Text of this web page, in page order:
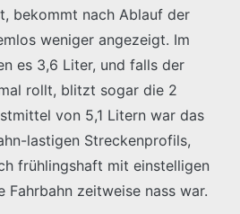
bekommt nach Ablauf der
weniger angezeigt. Im
es 3,6 Liter, und falls der
rollt, blitzt sogar die 2
von 5,1 Litern war das
lastigen Streckenprofils,
frühlingshaft mit einstelligen
Fahrbahn zeitweise nass war.